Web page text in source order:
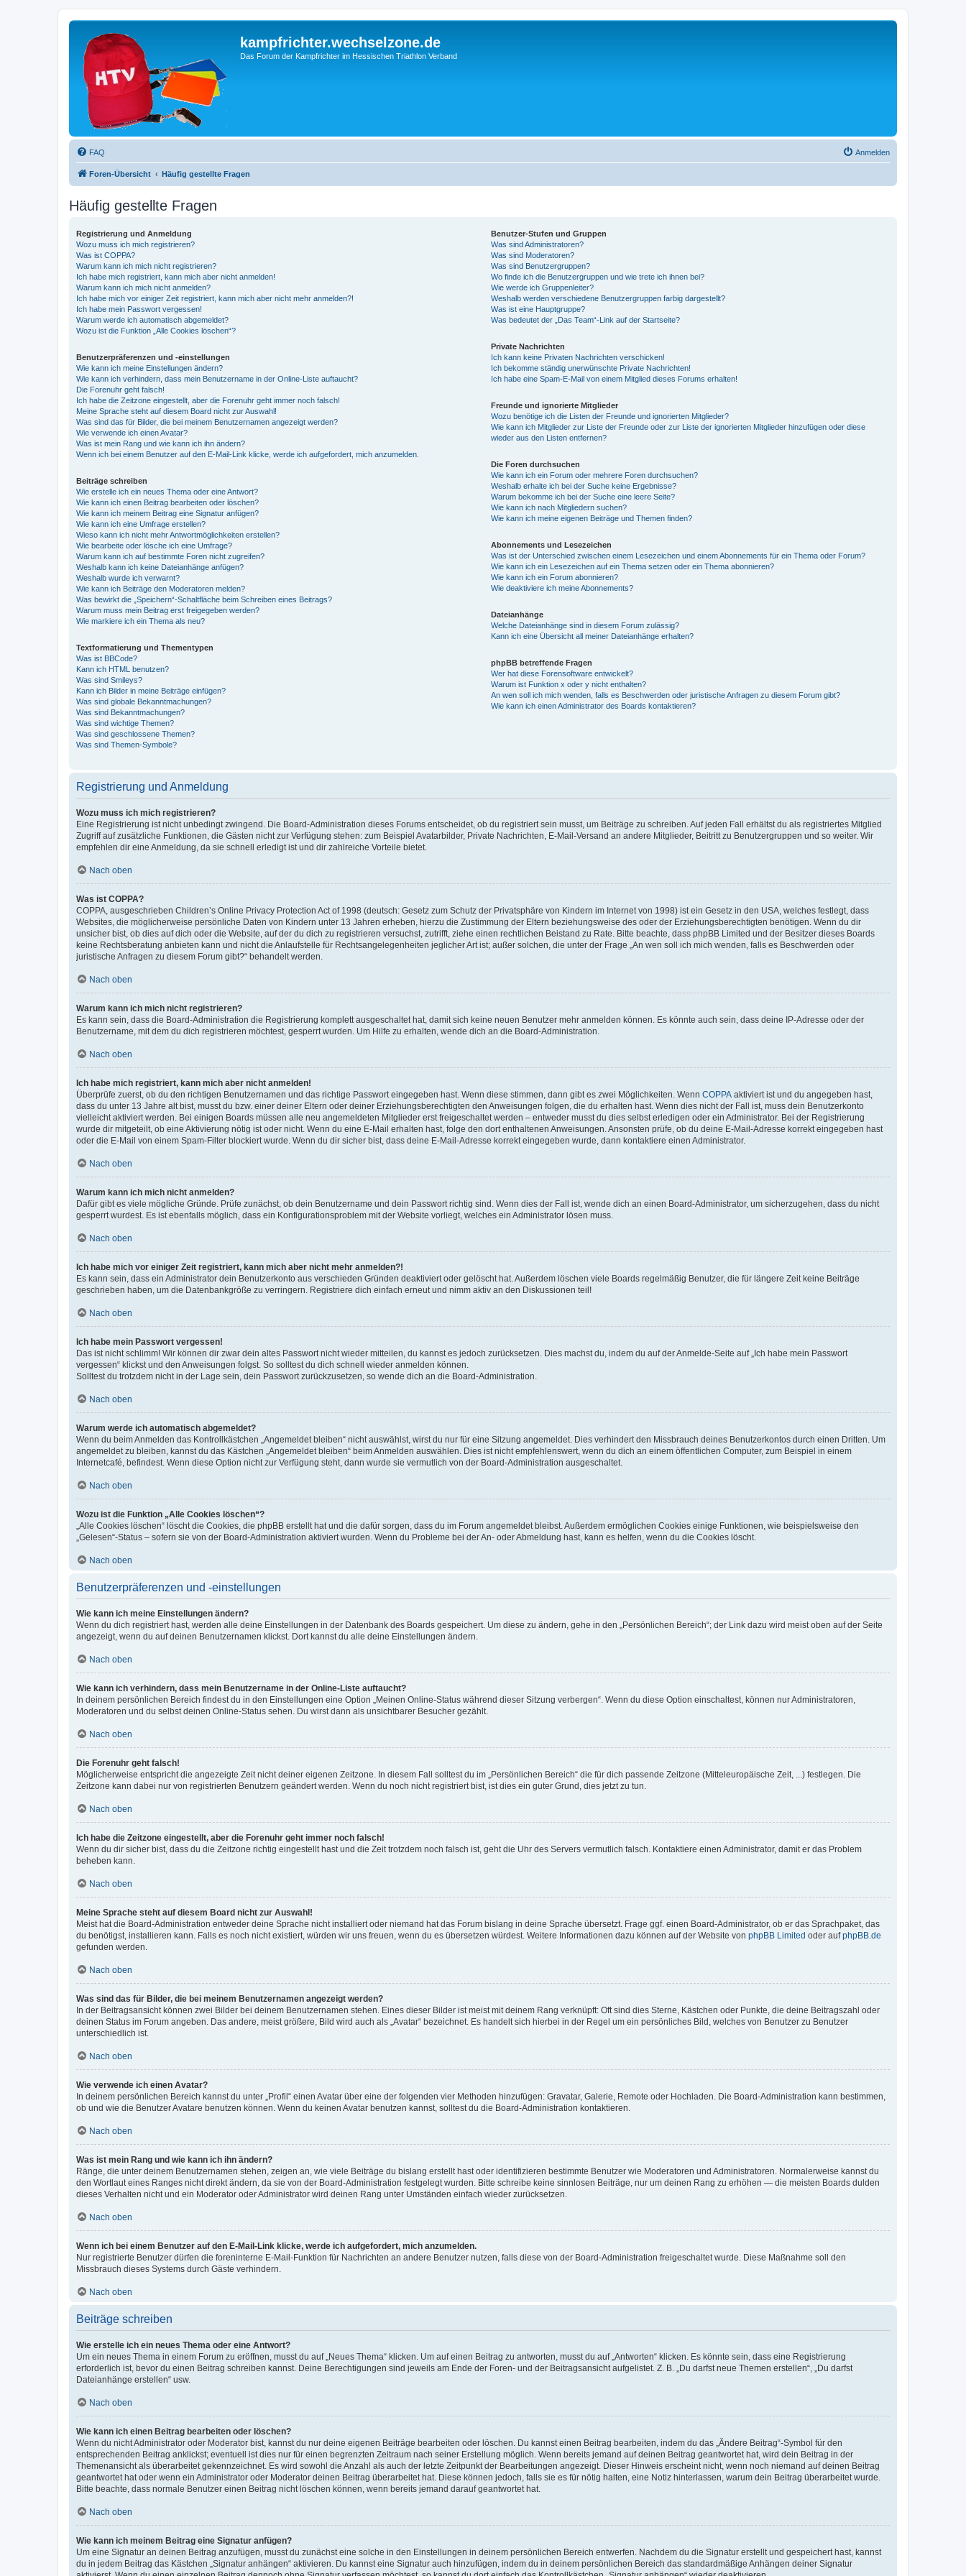
kampfrichter.wechselzone.de
Das Forum der Kampfrichter im Hessischen Triathlon Verband
FAQ Anmelden
Foren-Übersicht Häufig gestellte Fragen
Häufig gestellte Fragen
Registrierung und Anmeldung
Wozu muss ich mich registrieren?
Was ist COPPA?
Warum kann ich mich nicht registrieren?
Ich habe mich registriert, kann mich aber nicht anmelden!
Warum kann ich mich nicht anmelden?
Ich habe mich vor einiger Zeit registriert, kann mich aber nicht mehr anmelden?!
Ich habe mein Passwort vergessen!
Warum werde ich automatisch abgemeldet?
Wozu ist die Funktion „Alle Cookies löschen“?
Benutzerpräferenzen und -einstellungen
Wie kann ich meine Einstellungen ändern?
Wie kann ich verhindern, dass mein Benutzername in der Online-Liste auftaucht?
Die Forenuhr geht falsch!
Ich habe die Zeitzone eingestellt, aber die Forenuhr geht immer noch falsch!
Meine Sprache steht auf diesem Board nicht zur Auswahl!
Was sind das für Bilder, die bei meinem Benutzernamen angezeigt werden?
Wie verwende ich einen Avatar?
Was ist mein Rang und wie kann ich ihn ändern?
Wenn ich bei einem Benutzer auf den E-Mail-Link klicke, werde ich aufgefordert, mich anzumelden.
Beiträge schreiben
Wie erstelle ich ein neues Thema oder eine Antwort?
Wie kann ich einen Beitrag bearbeiten oder löschen?
Wie kann ich meinem Beitrag eine Signatur anfügen?
Wie kann ich eine Umfrage erstellen?
Wieso kann ich nicht mehr Antwortmöglichkeiten erstellen?
Wie bearbeite oder lösche ich eine Umfrage?
Warum kann ich auf bestimmte Foren nicht zugreifen?
Weshalb kann ich keine Dateianhänge anfügen?
Weshalb wurde ich verwarnt?
Wie kann ich Beiträge den Moderatoren melden?
Was bewirkt die „Speichern“-Schaltfläche beim Schreiben eines Beitrags?
Warum muss mein Beitrag erst freigegeben werden?
Wie markiere ich ein Thema als neu?
Textformatierung und Thementypen
Was ist BBCode?
Kann ich HTML benutzen?
Was sind Smileys?
Kann ich Bilder in meine Beiträge einfügen?
Was sind globale Bekanntmachungen?
Was sind Bekanntmachungen?
Was sind wichtige Themen?
Was sind geschlossene Themen?
Was sind Themen-Symbole?
Benutzer-Stufen und Gruppen
Was sind Administratoren?
Was sind Moderatoren?
Was sind Benutzergruppen?
Wo finde ich die Benutzergruppen und wie trete ich ihnen bei?
Wie werde ich Gruppenleiter?
Weshalb werden verschiedene Benutzergruppen farbig dargestellt?
Was ist eine Hauptgruppe?
Was bedeutet der „Das Team“-Link auf der Startseite?
Private Nachrichten
Ich kann keine Privaten Nachrichten verschicken!
Ich bekomme ständig unerwünschte Private Nachrichten!
Ich habe eine Spam-E-Mail von einem Mitglied dieses Forums erhalten!
Freunde und ignorierte Mitglieder
Wozu benötige ich die Listen der Freunde und ignorierten Mitglieder?
Wie kann ich Mitglieder zur Liste der Freunde oder zur Liste der ignorierten Mitglieder hinzufügen oder diese
wieder aus den Listen entfernen?
Die Foren durchsuchen
Wie kann ich ein Forum oder mehrere Foren durchsuchen?
Weshalb erhalte ich bei der Suche keine Ergebnisse?
Warum bekomme ich bei der Suche eine leere Seite?
Wie kann ich nach Mitgliedern suchen?
Wie kann ich meine eigenen Beiträge und Themen finden?
Abonnements und Lesezeichen
Was ist der Unterschied zwischen einem Lesezeichen und einem Abonnements für ein Thema oder Forum?
Wie kann ich ein Lesezeichen auf ein Thema setzen oder ein Thema abonnieren?
Wie kann ich ein Forum abonnieren?
Wie deaktiviere ich meine Abonnements?
Dateianhänge
Welche Dateianhänge sind in diesem Forum zulässig?
Kann ich eine Übersicht all meiner Dateianhänge erhalten?
phpBB betreffende Fragen
Wer hat diese Forensoftware entwickelt?
Warum ist Funktion x oder y nicht enthalten?
An wen soll ich mich wenden, falls es Beschwerden oder juristische Anfragen zu diesem Forum gibt?
Wie kann ich einen Administrator des Boards kontaktieren?
Registrierung und Anmeldung
Wozu muss ich mich registrieren?
Eine Registrierung ist nicht unbedingt zwingend. Die Board-Administration dieses Forums entscheidet, ob du registriert sein musst, um Beiträge zu schreiben. Auf jeden Fall erhältst du als registriertes Mitglied
Zugriff auf zusätzliche Funktionen, die Gästen nicht zur Verfügung stehen: zum Beispiel Avatarbilder, Private Nachrichten, E-Mail-Versand an andere Mitglieder, Beitritt zu Benutzergruppen und so weiter. Wir
empfehlen dir eine Anmeldung, da sie schnell erledigt ist und dir zahlreiche Vorteile bietet.
Nach oben
Was ist COPPA?
COPPA, ausgeschrieben Children’s Online Privacy Protection Act of 1998 (deutsch: Gesetz zum Schutz der Privatsphäre von Kindern im Internet von 1998) ist ein Gesetz in den USA, welches festlegt, dass
Websites, die möglicherweise persönliche Daten von Kindern unter 13 Jahren erheben, hierzu die Zustimmung der Eltern beziehungsweise des oder der Erziehungsberechtigten benötigen. Wenn du dir
unsicher bist, ob dies auf dich oder die Website, auf der du dich zu registrieren versuchst, zutrifft, ziehe einen rechtlichen Beistand zu Rate. Bitte beachte, dass phpBB Limited und der Besitzer dieses Boards
keine Rechtsberatung anbieten kann und nicht die Anlaufstelle für Rechtsangelegenheiten jeglicher Art ist; außer solchen, die unter der Frage „An wen soll ich mich wenden, falls es Beschwerden oder
juristische Anfragen zu diesem Forum gibt?“ behandelt werden.
Nach oben
Warum kann ich mich nicht registrieren?
Es kann sein, dass die Board-Administration die Registrierung komplett ausgeschaltet hat, damit sich keine neuen Benutzer mehr anmelden können. Es könnte auch sein, dass deine IP-Adresse oder der
Benutzername, mit dem du dich registrieren möchtest, gesperrt wurden. Um Hilfe zu erhalten, wende dich an die Board-Administration.
Nach oben
Ich habe mich registriert, kann mich aber nicht anmelden!
Überprüfe zuerst, ob du den richtigen Benutzernamen und das richtige Passwort eingegeben hast. Wenn diese stimmen, dann gibt es zwei Möglichkeiten. Wenn COPPA aktiviert ist und du angegeben hast,
dass du unter 13 Jahre alt bist, musst du bzw. einer deiner Eltern oder deiner Erziehungsberechtigten den Anweisungen folgen, die du erhalten hast. Wenn dies nicht der Fall ist, muss dein Benutzerkonto
vielleicht aktiviert werden. Bei einigen Boards müssen alle neu angemeldeten Mitglieder erst freigeschaltet werden – entweder musst du dies selbst erledigen oder ein Administrator. Bei der Registrierung
wurde dir mitgeteilt, ob eine Aktivierung nötig ist oder nicht. Wenn du eine E-Mail erhalten hast, folge den dort enthaltenen Anweisungen. Ansonsten prüfe, ob du deine E-Mail-Adresse korrekt eingegeben hast
oder die E-Mail von einem Spam-Filter blockiert wurde. Wenn du dir sicher bist, dass deine E-Mail-Adresse korrekt eingegeben wurde, dann kontaktiere einen Administrator.
Nach oben
Warum kann ich mich nicht anmelden?
Dafür gibt es viele mögliche Gründe. Prüfe zunächst, ob dein Benutzername und dein Passwort richtig sind. Wenn dies der Fall ist, wende dich an einen Board-Administrator, um sicherzugehen, dass du nicht
gesperrt wurdest. Es ist ebenfalls möglich, dass ein Konfigurationsproblem mit der Website vorliegt, welches ein Administrator lösen muss.
Nach oben
Ich habe mich vor einiger Zeit registriert, kann mich aber nicht mehr anmelden?!
Es kann sein, dass ein Administrator dein Benutzerkonto aus verschieden Gründen deaktiviert oder gelöscht hat. Außerdem löschen viele Boards regelmäßig Benutzer, die für längere Zeit keine Beiträge
geschrieben haben, um die Datenbankgröße zu verringern. Registriere dich einfach erneut und nimm aktiv an den Diskussionen teil!
Nach oben
Ich habe mein Passwort vergessen!
Das ist nicht schlimm! Wir können dir zwar dein altes Passwort nicht wieder mitteilen, du kannst es jedoch zurücksetzen. Dies machst du, indem du auf der Anmelde-Seite auf „Ich habe mein Passwort
vergessen“ klickst und den Anweisungen folgst. So solltest du dich schnell wieder anmelden können.
Solltest du trotzdem nicht in der Lage sein, dein Passwort zurückzusetzen, so wende dich an die Board-Administration.
Nach oben
Warum werde ich automatisch abgemeldet?
Wenn du beim Anmelden das Kontrollkästchen „Angemeldet bleiben“ nicht auswählst, wirst du nur für eine Sitzung angemeldet. Dies verhindert den Missbrauch deines Benutzerkontos durch einen Dritten. Um
angemeldet zu bleiben, kannst du das Kästchen „Angemeldet bleiben“ beim Anmelden auswählen. Dies ist nicht empfehlenswert, wenn du dich an einem öffentlichen Computer, zum Beispiel in einem
Internetcafé, befindest. Wenn diese Option nicht zur Verfügung steht, dann wurde sie vermutlich von der Board-Administration ausgeschaltet.
Nach oben
Wozu ist die Funktion „Alle Cookies löschen“?
„Alle Cookies löschen“ löscht die Cookies, die phpBB erstellt hat und die dafür sorgen, dass du im Forum angemeldet bleibst. Außerdem ermöglichen Cookies einige Funktionen, wie beispielsweise den
„Gelesen“-Status – sofern sie von der Board-Administration aktiviert wurden. Wenn du Probleme bei der An- oder Abmeldung hast, kann es helfen, wenn du die Cookies löscht.
Nach oben
Benutzerpräferenzen und -einstellungen
Wie kann ich meine Einstellungen ändern?
Wenn du dich registriert hast, werden alle deine Einstellungen in der Datenbank des Boards gespeichert. Um diese zu ändern, gehe in den „Persönlichen Bereich“; der Link dazu wird meist oben auf der Seite
angezeigt, wenn du auf deinen Benutzernamen klickst. Dort kannst du alle deine Einstellungen ändern.
Nach oben
Wie kann ich verhindern, dass mein Benutzername in der Online-Liste auftaucht?
In deinem persönlichen Bereich findest du in den Einstellungen eine Option „Meinen Online-Status während dieser Sitzung verbergen“. Wenn du diese Option einschaltest, können nur Administratoren,
Moderatoren und du selbst deinen Online-Status sehen. Du wirst dann als unsichtbarer Besucher gezählt.
Nach oben
Die Forenuhr geht falsch!
Möglicherweise entspricht die angezeigte Zeit nicht deiner eigenen Zeitzone. In diesem Fall solltest du im „Persönlichen Bereich“ die für dich passende Zeitzone (Mitteleuropäische Zeit, ...) festlegen. Die
Zeitzone kann dabei nur von registrierten Benutzern geändert werden. Wenn du noch nicht registriert bist, ist dies ein guter Grund, dies jetzt zu tun.
Nach oben
Ich habe die Zeitzone eingestellt, aber die Forenuhr geht immer noch falsch!
Wenn du dir sicher bist, dass du die Zeitzone richtig eingestellt hast und die Zeit trotzdem noch falsch ist, geht die Uhr des Servers vermutlich falsch. Kontaktiere einen Administrator, damit er das Problem
beheben kann.
Nach oben
Meine Sprache steht auf diesem Board nicht zur Auswahl!
Meist hat die Board-Administration entweder deine Sprache nicht installiert oder niemand hat das Forum bislang in deine Sprache übersetzt. Frage ggf. einen Board-Administrator, ob er das Sprachpaket, das
du benötigst, installieren kann. Falls es noch nicht existiert, würden wir uns freuen, wenn du es übersetzen würdest. Weitere Informationen dazu können auf der Website von phpBB Limited oder aufphpBB.de
gefunden werden.
Nach oben
Was sind das für Bilder, die bei meinem Benutzernamen angezeigt werden?
In der Beitragsansicht können zwei Bilder bei deinem Benutzernamen stehen. Eines dieser Bilder ist meist mit deinem Rang verknüpft: Oft sind dies Sterne, Kästchen oder Punkte, die deine Beitragszahl oder
deinen Status im Forum angeben. Das andere, meist größere, Bild wird auch als „Avatar“ bezeichnet. Es handelt sich hierbei in der Regel um ein persönliches Bild, welches von Benutzer zu Benutzer
unterschiedlich ist.
Nach oben
Wie verwende ich einen Avatar?
In deinem persönlichen Bereich kannst du unter „Profil“ einen Avatar über eine der folgenden vier Methoden hinzufügen: Gravatar, Galerie, Remote oder Hochladen. Die Board-Administration kann bestimmen,
ob und wie die Benutzer Avatare benutzen können. Wenn du keinen Avatar benutzen kannst, solltest du die Board-Administration kontaktieren.
Nach oben
Was ist mein Rang und wie kann ich ihn ändern?
Ränge, die unter deinem Benutzernamen stehen, zeigen an, wie viele Beiträge du bislang erstellt hast oder identifizieren bestimmte Benutzer wie Moderatoren und Administratoren. Normalerweise kannst du
den Wortlaut eines Ranges nicht direkt ändern, da sie von der Board-Administration festgelegt wurden. Bitte schreibe keine sinnlosen Beiträge, nur um deinen Rang zu erhöhen — die meisten Boards dulden
dieses Verhalten nicht und ein Moderator oder Administrator wird deinen Rang unter Umständen einfach wieder zurücksetzen.
Nach oben
Wenn ich bei einem Benutzer auf den E-Mail-Link klicke, werde ich aufgefordert, mich anzumelden.
Nur registrierte Benutzer dürfen die foreninterne E-Mail-Funktion für Nachrichten an andere Benutzer nutzen, falls diese von der Board-Administration freigeschaltet wurde. Diese Maßnahme soll den
Missbrauch dieses Systems durch Gäste verhindern.
Nach oben
Beiträge schreiben
Wie erstelle ich ein neues Thema oder eine Antwort?
Um ein neues Thema in einem Forum zu eröffnen, musst du auf „Neues Thema“ klicken. Um auf einen Beitrag zu antworten, musst du auf „Antworten“ klicken. Es könnte sein, dass eine Registrierung
erforderlich ist, bevor du einen Beitrag schreiben kannst. Deine Berechtigungen sind jeweils am Ende der Foren- und der Beitragsansicht aufgelistet. Z. B. „Du darfst neue Themen erstellen“, „Du darfst
Dateianhänge erstellen“ usw.
Nach oben
Wie kann ich einen Beitrag bearbeiten oder löschen?
Wenn du nicht Administrator oder Moderator bist, kannst du nur deine eigenen Beiträge bearbeiten oder löschen. Du kannst einen Beitrag bearbeiten, indem du das „Ändere Beitrag“-Symbol für den
entsprechenden Beitrag anklickst; eventuell ist dies nur für einen begrenzten Zeitraum nach seiner Erstellung möglich. Wenn bereits jemand auf deinen Beitrag geantwortet hat, wird dein Beitrag in der
Themenansicht als überarbeitet gekennzeichnet. Es wird sowohl die Anzahl als auch der letzte Zeitpunkt der Bearbeitungen angezeigt. Dieser Hinweis erscheint nicht, wenn noch niemand auf deinen Beitrag
geantwortet hat oder wenn ein Administrator oder Moderator deinen Beitrag überarbeitet hat. Diese können jedoch, falls sie es für nötig halten, eine Notiz hinterlassen, warum dein Beitrag überarbeitet wurde.
Bitte beachte, dass normale Benutzer einen Beitrag nicht löschen können, wenn bereits jemand darauf geantwortet hat.
Nach oben
Wie kann ich meinem Beitrag eine Signatur anfügen?
Um eine Signatur an deinen Beitrag anzufügen, musst du zunächst eine solche in den Einstellungen in deinem persönlichen Bereich entwerfen. Nachdem du die Signatur erstellt und gespeichert hast, kannst
du in jedem Beitrag das Kästchen „Signatur anhängen“ aktivieren. Du kannst eine Signatur auch hinzufügen, indem du in deinem persönlichen Bereich das standardmäßige Anhängen deiner Signatur